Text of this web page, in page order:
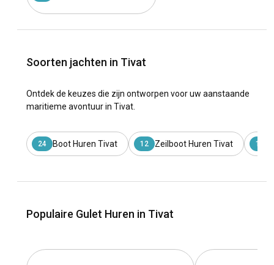
Soorten jachten in Tivat
Ontdek de keuzes die zijn ontworpen voor uw aanstaande
maritieme avontuur in Tivat.
24 Boot Huren Tivat 12 Zeilboot Huren Tivat 10
Populaire Gulet Huren in Tivat